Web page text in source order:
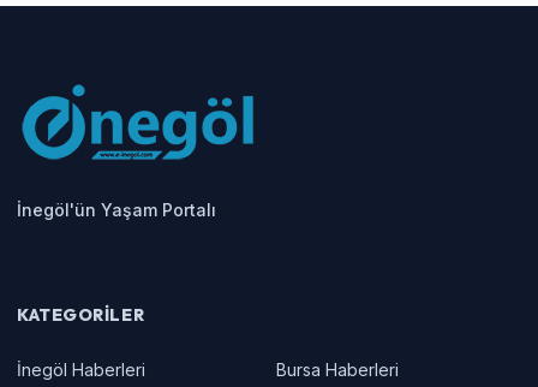
İnegöl'ün Yaşam Portalı
KATEGORILER
İnegöl Haberleri
Bursa Haberleri